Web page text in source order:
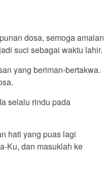
dosa, semoga amalan
suci sebagai waktu lahir.
yang beriman-bertakwa.
selalu rindu pada
hati yang puas lagi
Ku, dan masuklah ke